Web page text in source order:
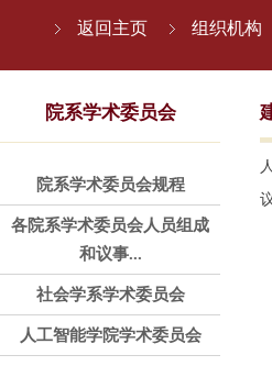
返回主页 组织机构
院系学术委员会
院系学术委员会规程
各院系学术委员会人员组成
和议事...
社会学系学术委员会
人工智能学院学术委员会